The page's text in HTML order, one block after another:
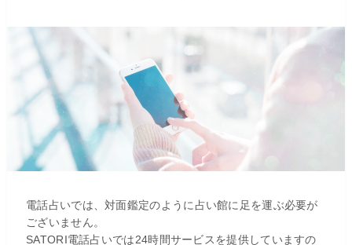
電話占いでは、対面鑑定のように占い館に足を運ぶ必要が
ございません。
SATORI電話占いでは24時間サービスを提供していますの
初回最大3,100円分無料